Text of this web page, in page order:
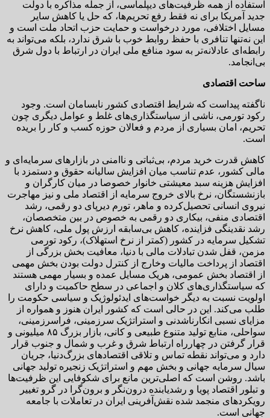
استفاده از همه ظرفیت‌های دیپلماسی، از جمله مذاکره با دولت
جدید آمریکا برای نه فقط رفع تحریم‌ها،‌ که حل یا کاهش سایر
مسایل اختلافی، مورد درخواست و حمایت حزب اتحاد ملت است و
این نه‌تنها تنافری با حفظ روابط خوب با شرق ندارد، بلکه می‌تواند به
رابطه‌ای عادلانه‌تر به سود منافع ملی ایران در ارتباط با دول شرق
بی‌انجامد.
ساحت اقتصادی
ناگفته پیداست که شرایط اقتصادی کشور نابسامان است. وجود
رکود تورمی، ناشی از سیاستگذاری‌های غلط و عوامل دیگری چون
تحریم، امان بسیاری از مردم و فعالان حوزه کسب و کار را بریده
است.
کاهش قدرت خرید مردم، بی‌ثباتی و ناامنی در بازارهای سرمایه‌ای و
مالی کشور، عدم تناسب میان افزایش سالیانه حقوق و دستمزد با
افزایش هزینه سبد معیشتی خانوار خصوصا در میان کارگران و
بازنشستگان، نرخ بالای خروج سرمایه از اقتصاد ملی و نیز مهاجرت
نیروی انسانی تحصیل‌کرده و ماهر، تورم دیرپای دو رقمی، رشد
اقتصادی منفی، بیکاری دو رقمی به خصوص در بین متخصصان،
رشد نقدینگی فزاینده، کاهش بی‌سابقه ارزش پول ملی، کاهش نرخ
تشکیل سرمایه در کشور (کمتر از نرخ استهلاک)، رکود تورمی
مزمن، قفل شدن تبادلات مالی با دنیا، معافیت بخش بزرگی از
اقتصاد از پرداخت مالیات وخارج از کنترل دولت بودن بخش مهمی
از اقتصاد بخش عمومی، هریک مسایل عمده و بسیار مهمی هستند
که سیاستگذاری‌های کلان و اجماعی در سطح حاکمیت و دارای
اولویت نسبت به دیگر خواست‌های ایدئولوژیک و سیاسی حکومت را
طلب می‌کند. این در حالی است که کشور ایران هنوز و همواره از
مزایای نسبی انکارناشدنی و‌ استراتژیک سرزمینی، فراسرزمینی،
سواحلی، منابع تولید متنوع طبیعی و کانی، بازار بزرگ ۸۵ میلیونی و
قرار گرفتن در چهارراه ارتباط شرق و غرب و شمال و جنوب قرار
دارد و‌ می‌تواند نقطه تماس و تلاقی اقتصادهای بزرگ‌دنیا، جریان
سیال سرمایه جهانی و بخش مهم و استراتژیک زنجیره تولید جهانی
باشد. روشن است که اصلی‌ترین مانع برای شکوفایی این ظرفیت‌ها
و تبلور اقتصاد پویا و رشدیابنده درون‌‌نگر و‌ برون‌گرا در گرو تغییر
رویکردهای منجمد شده نقش‌آفرینی ایران در تعاملات با جامعه
جهانی است.